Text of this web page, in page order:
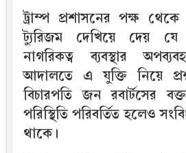
ট্রাম্প প্রশাসনের পক্ষ
ট্যুরিজম দেখিয়ে দেয় যে
নাগরিকত্ব ব্যবস্থার
আদালতে এ যুক্তি নিয়ে
বিচারপতি জন রবার্টসের
পরিস্থিতি পরিবর্তিত হলেও
থাকে।